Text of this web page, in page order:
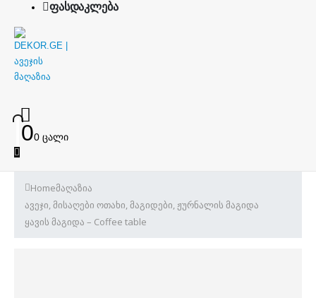
ᲤᲐᲡᲓᲐᲙᲚᲔᲑᲐ
00 ცალი
Homeმაღაზია
ავეჯი,მისაღები ოთახი,მაგიდები, ჟურნალის მაგიდა
ყავის მაგიდა – Coffee table